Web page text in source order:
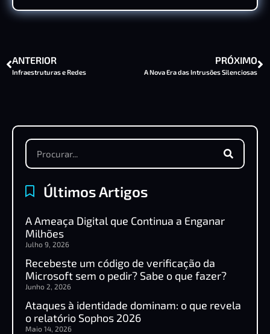
ANTERIOR
Infraestruturas e Redes
PRÓXIMO
A Nova Era das Intrusões Silenciosas
Últimos Artigos
A Ameaça Digital que Continua a Enganar
Milhões
Julho 9, 2026
Recebeste um código de verificação da
Microsoft sem o pedir? Sabe o que fazer?
Junho 2, 2026
Ataques à identidade dominam: o que revela
o relatório Sophos 2026
Maio 14, 2026